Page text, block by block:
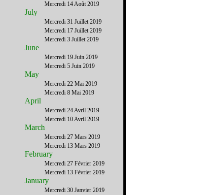
Mercredi 14 Août 2019
July
Mercredi 31 Juillet 2019
Mercredi 17 Juillet 2019
Mercredi 3 Juillet 2019
June
Mercredi 19 Juin 2019
Mercredi 5 Juin 2019
May
Mercredi 22 Mai 2019
Mercredi 8 Mai 2019
April
Mercredi 24 Avril 2019
Mercredi 10 Avril 2019
March
Mercredi 27 Mars 2019
Mercredi 13 Mars 2019
February
Mercredi 27 Février 2019
Mercredi 13 Février 2019
January
Mercredi 30 Janvier 2019